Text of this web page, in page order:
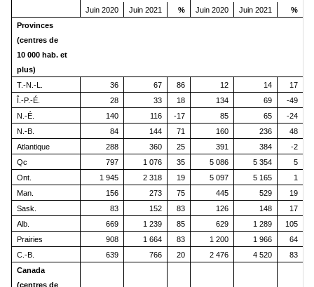
Juin 2020
Juin 2021 % Juin 2020 Juin 2021 %
Provinces
(centres de
10 000 hab. et
plus)
T.-N.-L.
36 67 86 12 14
17
Î.-P.-É.
28 33 18 134 69
-49
N.-É.
140 116 -17 85 65
-24
N.-B.
84 144 71 160 236
48
Atlantique
288 360 25 391 384
-2
Qc
797 1 076 35 5 086 5 354
5
Ont.
1 945 2 318 19 5 097 5 165
1
Man.
156 273 75 445 529
19
Sask.
83 152 83 126 148
17
Alb.
669 1 239 85 629 1 289
105
Prairies
908 1 664 83 1 200 1 966
64
C.-B.
639 766 20 2 476 4 520
83
Canada
(centres de